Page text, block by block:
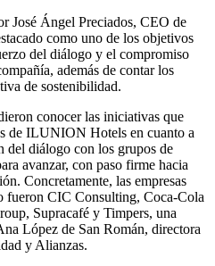
José Ángel Preciados, CEO de
como uno de los objetivos
del diálogo y el compromiso
además de contar los
de sostenibilidad.
conocer las iniciativas que
de ILUNION Hotels en cuanto a
del diálogo con los grupos de
avanzar, con paso firme hacia
Concretamente, las empresas
fueron CIC Consulting, Coca-Cola
Supracafé y Timpers, una
López de San Román, directora
y Alianzas.